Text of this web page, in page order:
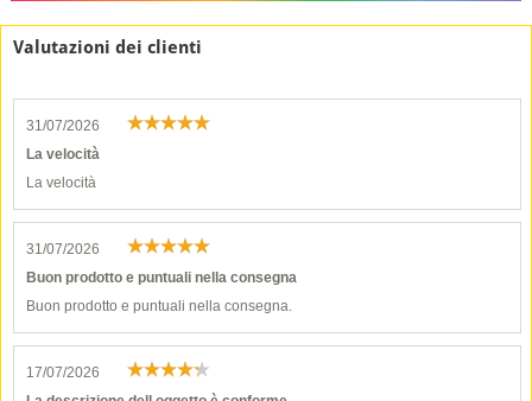
Valutazioni dei clienti
31/07/2026
La velocità
La velocità
31/07/2026
Buon prodotto e puntuali nella consegna
Buon prodotto e puntuali nella consegna.
17/07/2026